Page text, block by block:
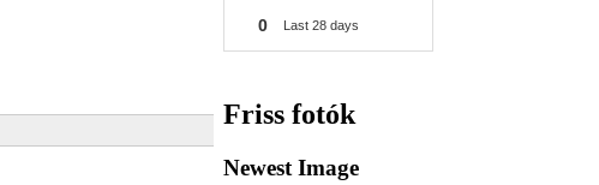
Friss fotók
Newest Image